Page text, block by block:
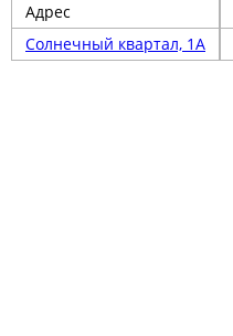
Адрес
Солнечный квартал, 1А